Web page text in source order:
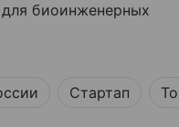
биоинженерных
Стартап